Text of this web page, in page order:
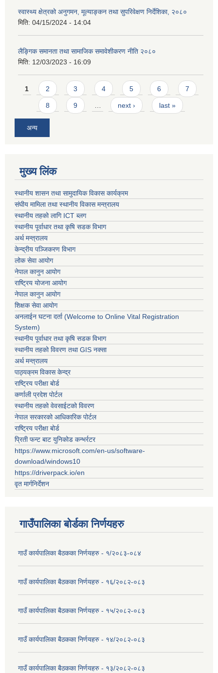
स्वास्थ्य क्षेत्रको अनुगमन, मूल्याङ्कन तथा सुपरिवेक्षण निर्देशिका, २०८०
मिति: 04/15/2024 - 14:04
लैङ्गिक समानता तथा सामाजिक समावेशीकरण नीति २०८०
मिति: 12/03/2023 - 16:09
Pages
1 2 3 4 5 6 7
8 9 next › last »
अन्य
मुख्य लिंक
स्थानीय शासन तथा सामुदायिक विकास कार्यक्रम
संघीय मामिला तथा स्थानीय विकास मन्त्रालय
स्थानीय तहको लागि ICT ब्लग
स्थानीय पूर्वाधार तथा कृषि सडक विभाग
अर्थ मन्त्रालय
केन्द्रीय पञ्जिकरण विभाग
लोक सेवा आयोग
नेपाल कानुन आयोग
राष्ट्रिय योजना आयोग
नेपाल कानुन आयोग
शिक्षक सेवा आयोग
अनलाईन घटना दर्ता (Welcome to Online Vital Registration
System)
स्थानीय पूर्वाधार तथा कृषि सडक विभाग
स्थानीय तहको विवरण तथा GIS नक्सा
अर्थ मन्त्रालय
पाठ्यक्रम विकास केन्द्र
राष्ट्रिय परीक्षा बोर्ड
कर्णाली प्रदेश पोर्टल
स्थानीय तहको वेवसाईटको विवरण
नेपाल सरकारको आधिकारिक पोर्टल
राष्ट्रिय परीक्षा बोर्ड
प्रिती फन्ट बाट युनिकोड कन्भर्रटर
https://www.microsoft.com/en-us/software-
download/windows10
https://driverpack.io/en
वृत मार्गनिर्देशन
गाउँपालिका बोर्डका निर्णयहरु
गाउँ कार्यपालिका बैठकका निर्णयहरु - १/२०८३-०८४
गाउँ कार्यपालिका बैठकका निर्णयहरु - १६/२०८२-०८३
गाउँ कार्यपालिका बैठकका निर्णयहरु - १५/२०८२-०८३
गाउँ कार्यपालिका बैठकका निर्णयहरु - १४/२०८२-०८३
गाउँ कार्यपालिका बैठकका निर्णयहरु - १३/२०८२-०८३